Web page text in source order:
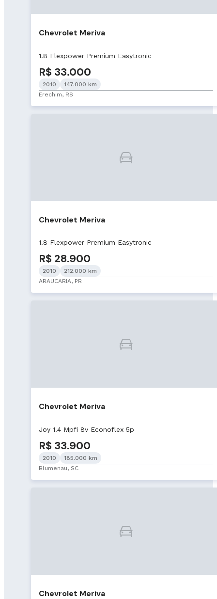
Chevrolet Meriva
1.8 Flexpower Premium Easytronic
R$ 33.000
2010
147.000 km
Erechim, RS
Chevrolet Meriva
1.8 Flexpower Premium Easytronic
R$ 28.900
2010
212.000 km
ARAUCARIA, PR
Chevrolet Meriva
Joy 1.4 Mpfi 8v Econoflex 5p
R$ 33.900
2010
185.000 km
Blumenau, SC
Chevrolet Meriva